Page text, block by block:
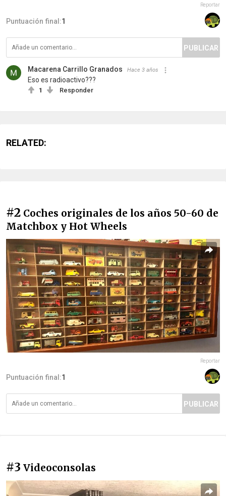
Reportar
Puntuación final:1
PUBLICAR
Macarena Carrillo Granados Hace 3 años
Eso es radioactivo???
1 Responder
RELATED:
#2 Coches originales de los años 50-60 de
Matchbox y Hot Wheels
Reportar
Puntuación final:1
PUBLICAR
#3 Videoconsolas